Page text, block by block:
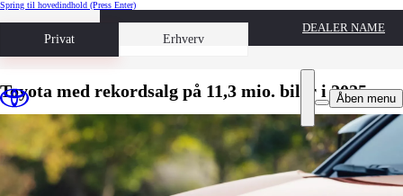
Spring til hovedindhold (Press Enter)
Privat Erhverv
Book prøvetur
DEALER NAME
Åben menu
Toyota med rekordsalg på 11,3 mio. biler i 2025